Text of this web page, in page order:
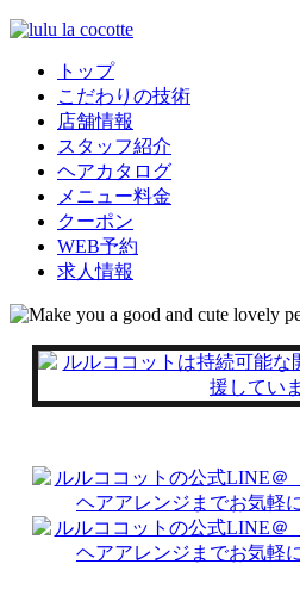
トップ
こだわりの技術
店舗情報
スタッフ紹介
ヘアカタログ
メニュー料金
クーポン
WEB予約
求人情報